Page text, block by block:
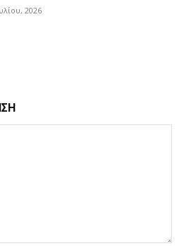
2026